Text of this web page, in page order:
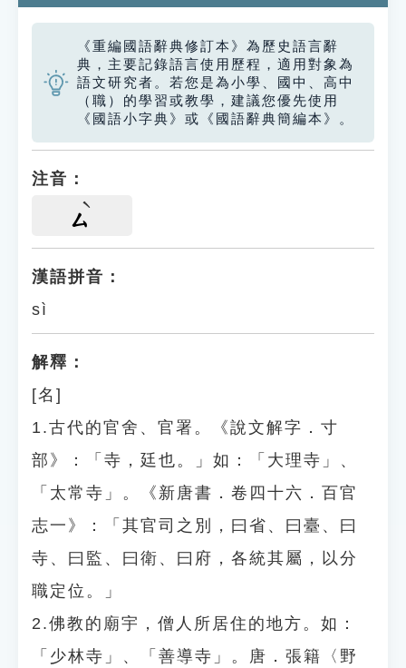
《重編國語辭典修訂本》為歷史語言辭
典，主要記錄語言使用歷程，適用對象為
語文研究者。若您是為小學、國中、高中
（職）的學習或教學，建議您優先使用
《國語小字典》或《國語辭典簡編本》。
注音：
ㄙ
漢語拼音：
sì
解釋：
[名]
1.古代的官舍、官署。《說文解字．寸
部》：「寺，廷也。」如：「大理寺」、
「太常寺」。《新唐書．卷四十六．百官
志一》：「其官司之別，曰省、曰臺、曰
寺、曰監、曰衛、曰府，各統其屬，以分
職定位。」
2.佛教的廟宇，僧人所居住的地方。如：
「少林寺」、「善導寺」。唐．張籍〈野